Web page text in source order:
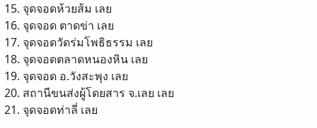
จุดจอดห้วยส้ม เลย
จุดจอด ตาดข่า เลย
จุดจอดวัดร่มโพธิธรรม เลย
จุดจอดตลาดหนองหิน เลย
จุดจอด อ.วังสะพุง เลย
สถานีขนส่งผู้โดยสาร จ.เลย เลย
จุดจอดท่าลี่ เลย